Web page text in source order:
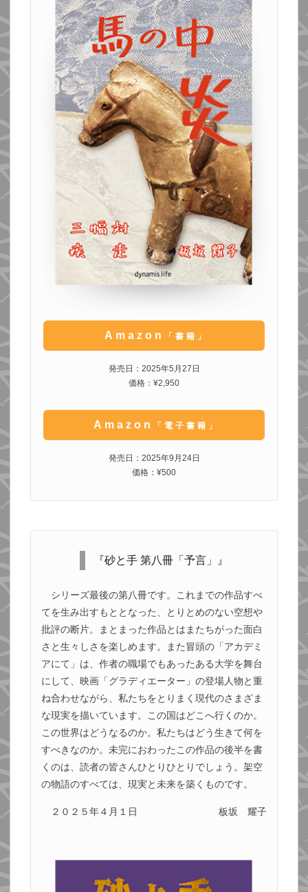
Amazon 「書籍」
発売日：2025年5月27日
価格：¥2,950
Amazon 「電子書籍」
発売日：2025年9月24日
価格：¥500
『砂と手 第八冊「予言」』
シリーズ最後の第八冊です。これまでの作品すべ
てを生み出すもととなった、とりとめのない空想や
批評の断片。まとまった作品とはまたちがった面白
さと生々しさを楽しめます。また冒頭の「アカデミ
アにて」は、作者の職場でもあったある大学を舞台
にして、映画「グラディエーター」の登場人物と重
ね合わせながら、私たちをとりまく現代のさまざま
な現実を描いています。この国はどこへ行くのか。
この世界はどうなるのか。私たちはどう生きて何を
すべきなのか。未完におわったこの作品の後半を書
くのは、読者の皆さんひとりひとりでしょう。架空
の物語のすべては、現実と未来を築くものです。
２０２５年４月１日 板坂 耀子